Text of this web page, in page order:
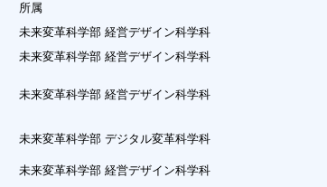
所属
未来変革科学部 経営デザイン科学科
未来変革科学部 経営デザイン科学科
未来変革科学部 経営デザイン科学科
未来変革科学部 デジタル変革科学科
未来変革科学部 経営デザイン科学科